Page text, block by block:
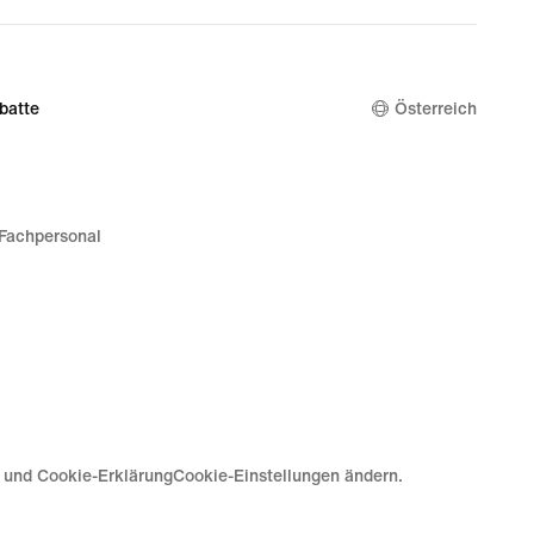
Österreich
Cookie-ErklärungCookie-Einstellungen ändern.